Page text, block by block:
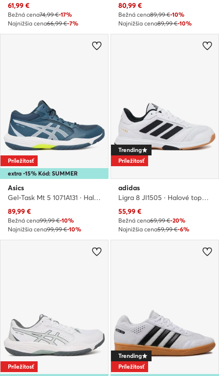
Aktuálna cena
61,99 €
Bežná cena74,99 €-17%
Najnižšia cena66,99 €-7%
Aktuálna cena
80,99 €
Bežná cena89,99 €-10%
Najnižšia cena89,99 €-10%
extra -15% Kód: SUMMER
Príležitosť
Asics
Gel-Task Mt 5 1071A131 · Halové topánky
Aktuálna cena
89,99 €
Bežná cena99,99 €-10%
Najnižšia cena99,99 €-10%
Trending
Príležitosť
adidas
Ligra 8 JI1505 · Halové topánky
Aktuálna cena
55,99 €
Bežná cena69,99 €-20%
Najnižšia cena59,99 €-6%
Príležitosť
Trending
Príležitosť